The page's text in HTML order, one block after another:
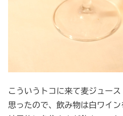
こういうトコに来て麦ジュー
思ったので、飲み物は白ワイン